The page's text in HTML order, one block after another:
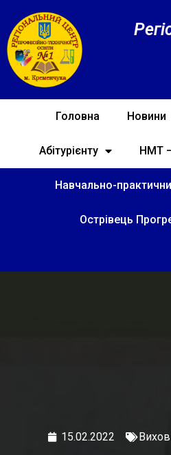
Головна Новини
Абітурієнту НМТ
Навчально-
Острівець
15.02.2022